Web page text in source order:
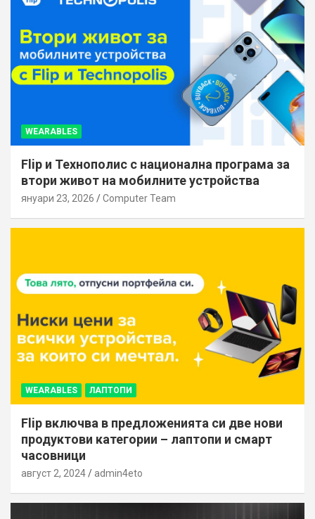
WEARABLES
Flip и Технополис с национална програма за
втори живот на мобилните устройства
януари 23, 2026 Computer Team
WEARABLES ЛАПТОПИ
Flip включва в предложенията си две нови
продуктови категории – лаптопи и смарт
часовници
август 2, 2024 admin4eto